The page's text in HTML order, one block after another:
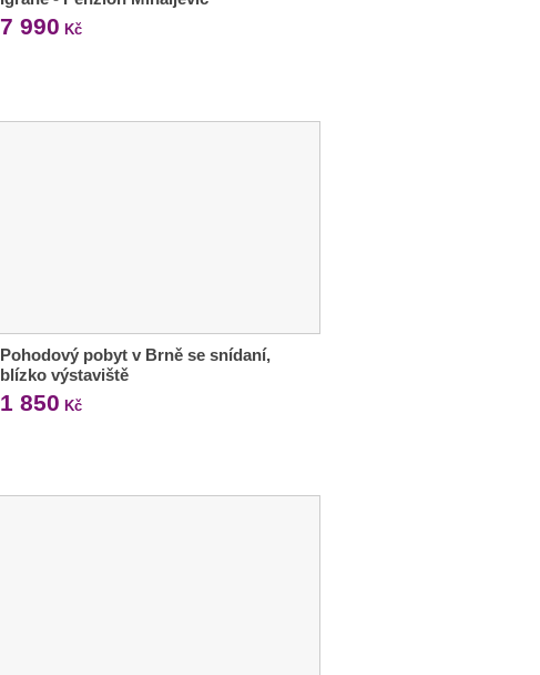
7 990 Kč
Pohodový pobyt v Brně se snídaní,
blízko výstaviště
1 850 Kč